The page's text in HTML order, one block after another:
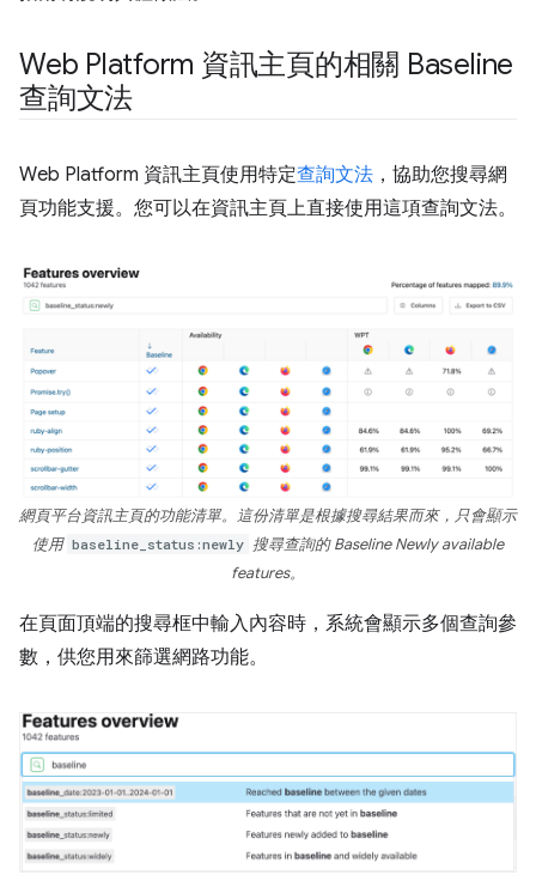
Web Platform 資訊主頁的相關 Baseline
查詢文法
Web Platform 資訊主頁使用特定查詢文法 ，協助您搜尋網
頁功能支援。您可以在資訊主頁上直接使用這項查詢文法。
網頁平台資訊主頁的功能清單。這份清單是根據搜尋結果而來，只會顯示
使用 baseline_status:newly 搜尋查詢的 Baseline Newly available
features。
在頁面頂端的搜尋框中輸入內容時，系統會顯示多個查詢參
數，供您用來篩選網路功能。